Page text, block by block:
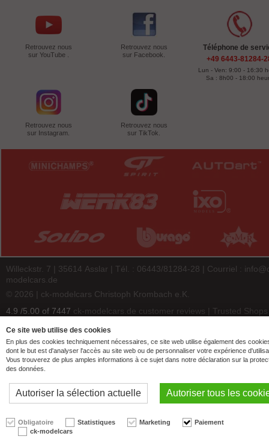
Retrouvez nous
sur YouTube .
Retrouvez nous
sur Facebook.
Retrouvez nous
sur Instagram.
Retrouvez nous
sur TikTok.
Téléphone de
+49 6443-81284-
Lun - Ven: 9:00 - 16:30
Sa : 8h00 - 18:00
Willeckstr. 7 | 35614 Asslar | Tél. : 06443/81284-28 | Courriel :
modelcars.de
© 2026 | ck-modelcars Christoph Krombach e.K.
4.9 /5.00 of 7447 ck-modelcars.de customer reviews | Trusted Shops
Ce site web utilise des cookies
En plus des cookies techniquement nécessaires, ce site web utilise également des
dont le but est d'analyser l'accès au site web ou de personnaliser votre expérience
Vous trouverez de plus amples informations à ce sujet dans notre déclaration sur la
des données.
Autoriser la sélection actuelle Autoriser tous les
Obligatoire Statistiques Marketing
Paiement
ck-modelcars